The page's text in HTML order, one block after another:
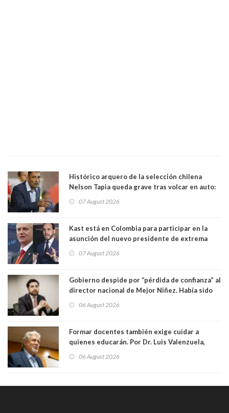
Histórico arquero de la selección chilena
Nelson Tapia queda grave tras volcar en auto:
07 August 2026
Kast está en Colombia para participar en la
asunción del nuevo presidente de extrema
07 August 2026
Gobierno despide por “pérdida de confianza” al
director nacional de Mejor Niñez. Había sido
06 August 2026
Formar docentes también exige cuidar a
quienes educarán. Por Dr. Luis Valenzuela,
Académicos U. Católica Silva Henríquez
06 August 2026